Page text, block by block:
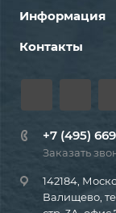
Информация
Контакты
+7 (495)
Заказать
142184,
Валищево,